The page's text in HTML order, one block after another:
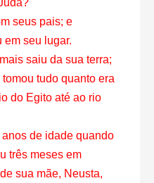
seus pais; e
em seu lugar.
saiu da sua terra;
tudo quanto era
do Egito até ao rio
de idade quando
três meses em
sua mãe, Neusta,